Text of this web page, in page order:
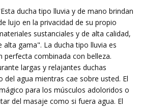
ducha tipo lluvia y de mano brindan
lujo en la privacidad de su propio
sustanciales y de alta calidad,
alta gama". La ducha tipo lluvia es
perfecta combinada con belleza.
largas y relajantes duchas
agua mientras cae sobre usted. El
para los músculos adoloridos o
del masaje como si fuera agua. El